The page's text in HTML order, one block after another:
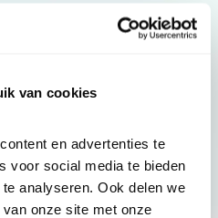
van cookies
en advertenties te
voor social media te bieden
analyseren. Ook delen we
onze site met onze
inspiratie, acties en tips
Vogelbescherming.